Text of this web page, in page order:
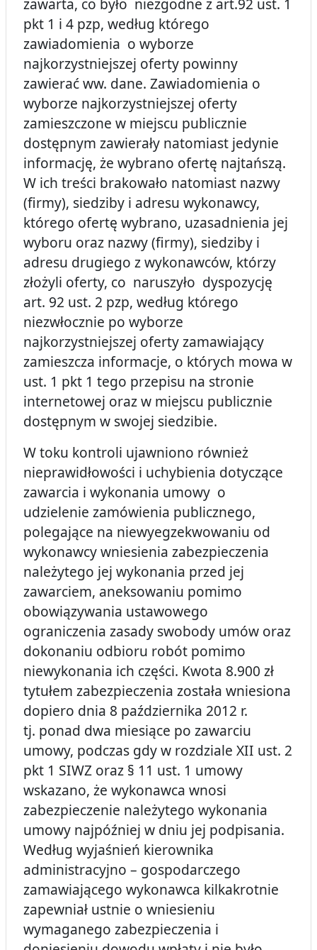
zawarta, co było niezgodne z art.92 ust. 1
pkt 1 i 4 pzp, według którego
zawiadomienia o wyborze
najkorzystniejszej oferty powinny
zawierać ww. dane. Zawiadomienia o
wyborze najkorzystniejszej oferty
zamieszczone w miejscu publicznie
dostępnym zawierały natomiast jedynie
informację, że wybrano ofertę najtańszą.
W ich treści brakowało natomiast nazwy
(firmy), siedziby i adresu wykonawcy,
którego ofertę wybrano, uzasadnienia jej
wyboru oraz nazwy (firmy), siedziby i
adresu drugiego z wykonawców, którzy
złożyli oferty, co naruszyło dyspozycję
art. 92 ust. 2 pzp, według którego
niezwłocznie po wyborze
najkorzystniejszej oferty zamawiający
zamieszcza informacje, o których mowa w
ust. 1 pkt 1 tego przepisu na stronie
internetowej oraz w miejscu publicznie
dostępnym w swojej siedzibie.
W toku kontroli ujawniono również
nieprawidłowości i uchybienia dotyczące
zawarcia i wykonania umowy o
udzielenie zamówienia publicznego,
polegające na niewyegzekwowaniu od
wykonawcy wniesienia zabezpieczenia
należytego jej wykonania przed jej
zawarciem, aneksowaniu pomimo
obowiązywania ustawowego
ograniczenia zasady swobody umów oraz
dokonaniu odbioru robót pomimo
niewykonania ich części. Kwota 8.900 zł
tytułem zabezpieczenia została wniesiona
dopiero dnia 8 października 2012 r.
tj. ponad dwa miesiące po zawarciu
umowy, podczas gdy w rozdziale XII ust. 2
pkt 1 SIWZ oraz § 11 ust. 1 umowy
wskazano, że wykonawca wnosi
zabezpieczenie należytego wykonania
umowy najpóźniej w dniu jej podpisania.
Według wyjaśnień kierownika
administracyjno – gospodarczego
zamawiającego wykonawca kilkakrotnie
zapewniał ustnie o wniesieniu
wymaganego zabezpieczenia i